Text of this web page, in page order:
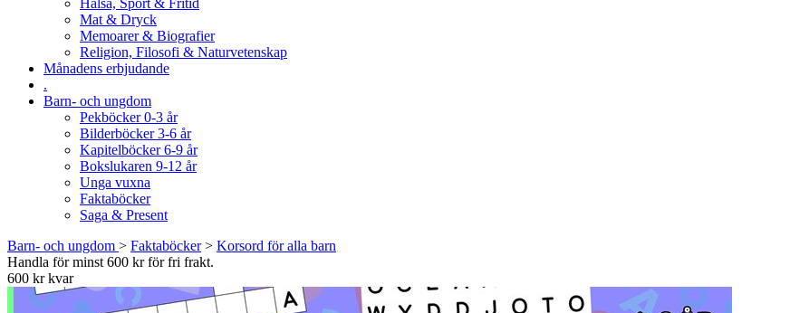
Hälsa, Sport & Fritid
Mat & Dryck
Memoarer & Biografier
Religion, Filosofi & Naturvetenskap
Månadens erbjudande
.
Barn- och ungdom
Pekböcker 0-3 år
Bilderböcker 3-6 år
Kapitelböcker 6-9 år
Bokslukaren 9-12 år
Unga vuxna
Faktaböcker
Saga & Present
Barn- och ungdom > Faktaböcker> Korsord för alla barn
Handla för minst 600 kr för fri frakt.
600 kr kvar